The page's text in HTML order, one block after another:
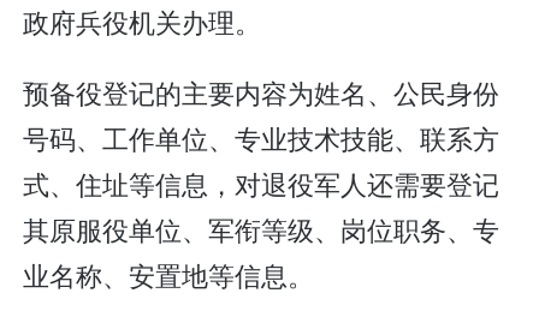
政府兵役机关办理。
预备役登记的主要内容为姓名、公民身份
号码、工作单位、专业技术技能、联系方
式、住址等信息，对退役军人还需要登记
其原服役单位、军衔等级、岗位职务、专
业名称、安置地等信息。